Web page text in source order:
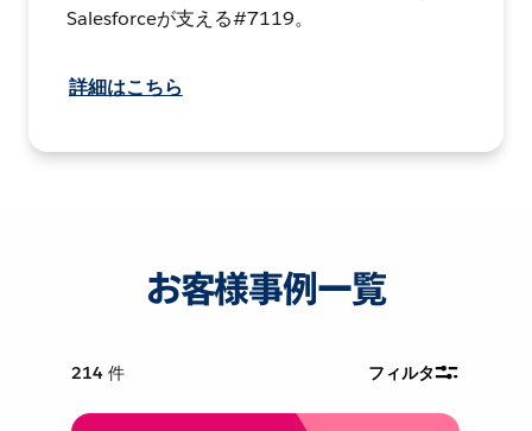
Salesforceが支える#7119。
詳細はこちら
お客様事例一覧
214 件 フィルタ